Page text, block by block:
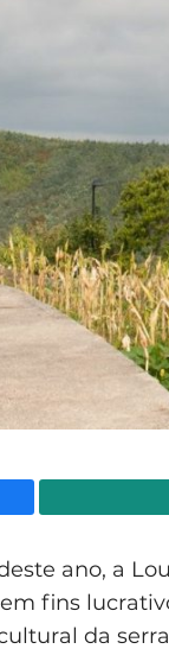
ano, a
fins
da